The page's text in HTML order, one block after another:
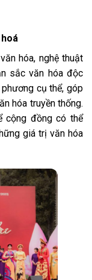
hóa, nghệ thuật
sắc văn hóa độc
cụ thể, góp
hóa truyền thống.
cộng đồng có thể
giá trị văn hóa